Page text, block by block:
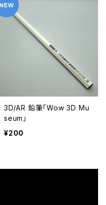
3D/AR 鉛筆「Wow 3D Mu
seum」
¥200